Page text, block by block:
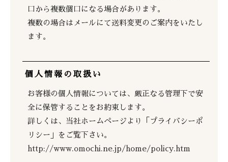
口から複数個口になる場合があります。
複数の場合はメールにて送料変更のご案内をいたし
ます。
個人情報の取扱い
お客様の個人情報については、厳正なる管理下で安
全に保管することをお約束します。
詳しくは、当社ホームページより「プライバシーポ
リシー」をご覧下さい。
http://www.omochi.ne.jp/home/policy.htm